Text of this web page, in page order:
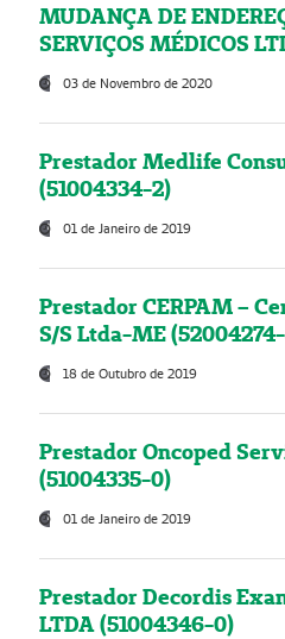
MUDANÇA DE
SERVIÇOS MÉDICOS
03 de Novembro de 2020
Prestador Medlife
(51004334-2)
01 de Janeiro de 2019
Prestador CERPAM –
S/S Ltda-ME
18 de Outubro de 2019
Prestador Oncoped
(51004335-0)
01 de Janeiro de 2019
Prestador Decordis
LTDA (51004346-0)